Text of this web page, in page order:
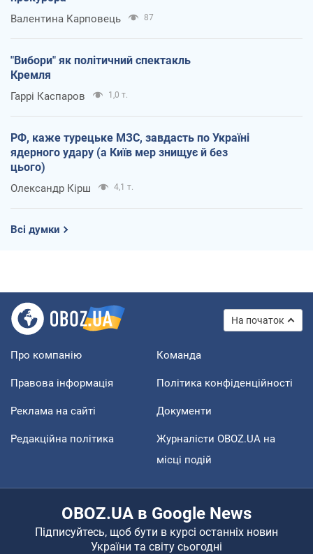
Валентина Карповець 87
"Вибори" як політичний спектакль
Кремля
Гаррі Каспаров 1,0 т.
РФ, каже турецьке МЗС, завдасть по Україні
ядерного удару (а Київ мер знищує й без
цього)
Олександр Кірш 4,1 т.
Всі думки
На початок
Про компанію Команда
Правова інформація Політика конфіденційності
Реклама на сайті Документи
Редакційна політика
Журналісти OBOZ.UA на
місці подій
OBOZ.UA в Google News
Підписуйтесь, щоб бути в курсі останніх новин
України та світу сьогодні